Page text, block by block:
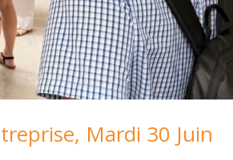
Mardi 30 Juin